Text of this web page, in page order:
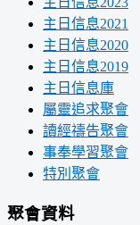
主日信息2021
主日信息2020
主日信息2019
主日信息庫
屬靈追求聚會
讀經禱告聚會
事奉學習聚會
特別聚會
聚會資料